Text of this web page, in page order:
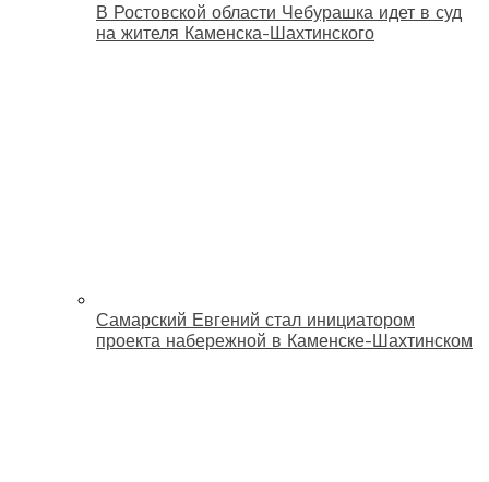
В Ростовской области Чебурашка идет в суд
на жителя Каменска-Шахтинского
Самарский Евгений стал инициатором
проекта набережной в Каменске-Шахтинском